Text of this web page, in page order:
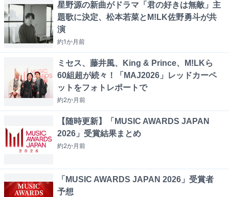
星野源の新曲がドラマ「君の好きは無敵」主
題歌に決定、松本若菜とM!LK佐野勇斗が共
演
約1か月前
ミセス、藤井風、King & Prince、M!LKら
60組超が続々！「MAJ2026」レッドカーペ
ットをフォトレポートで
約2か月前
【随時更新】「MUSIC AWARDS JAPAN
2026」受賞結果まとめ
約2か月前
「MUSIC AWARDS JAPAN 2026」受賞者
予想